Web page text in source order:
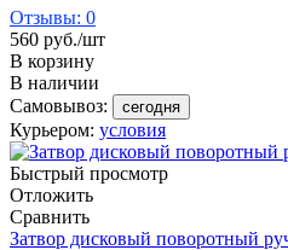
Отзывы: 0
560 руб./шт
В корзину
В наличии
Самовывоз:
сегодня
Курьером: условия
Быстрый просмотр
Отложить
Сравнить
Затвор дисковый поворотный